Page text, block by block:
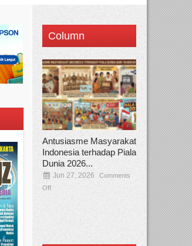
Column
Antusiasme Masyarakat
Indonesia terhadap Piala
Dunia 2026...
Jun 27, 2026
Comments
Off